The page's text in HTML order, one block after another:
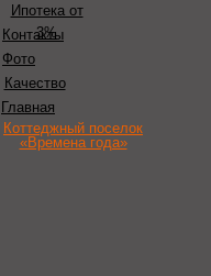
Ипотека от
3%
Контакты
Фото
Качество
Главная
Коттеджный поселок
«Времена года»